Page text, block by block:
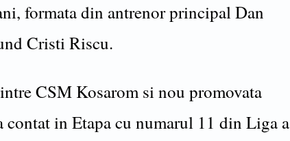
formata din antrenor principal Dan
Cristi Riscu.
CSM Kosarom si nou promovata
contat in Etapa cu numarul 11 din Liga a